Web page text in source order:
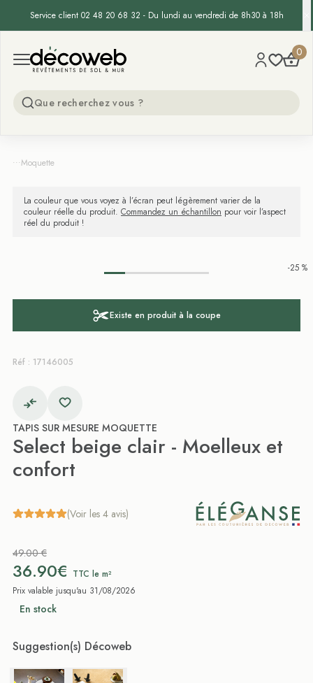
Service client 02 48 20 68 32 - Du lundi au vendredi de 8h30 à 18h
Open menu
Decoweb 0
...Moquette
La couleur que vous voyez à l’écran peut légèrement varier de la
couleur réelle du produit. Commandez un échantillon pour voir l’aspect
réel du produit !
-25 %
Existe en produit à la coupe
Réf : 17146005
TAPIS SUR MESURE MOQUETTE
Select beige clair - Moelleux et
confort
(Voir les 4 avis)
49.00 €
36.90€ TTC le m²
Prix valable jusqu'au 31/08/2026
En stock
Suggestion(s) Décoweb